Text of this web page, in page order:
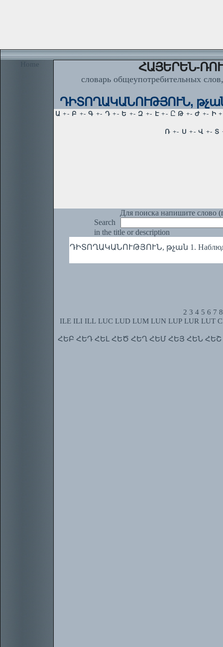
Home ՀԱՅԵՐԵՆ-
словарь общеупотребительных
ԴԻՏՈՂԱԿԱՆՈՒԹՅՈՒՆ, թչան
Для поиска напишите слово
Search
in the title or description
ԴԻՏՈՂԱԿԱՆՈՒԹՅՈՒՆ, թչան 1.
2 3 4 5 6 7 8
ILE ILI ILL LUC LUD LUM LUN LUP LUR LUT
ՀԵԲ ՀԵԴ ՀԵԼ ՀԵԾ ՀԵՂ ՀԵՄ ՀԵՅ ՀԵՆ ՀԵՇ